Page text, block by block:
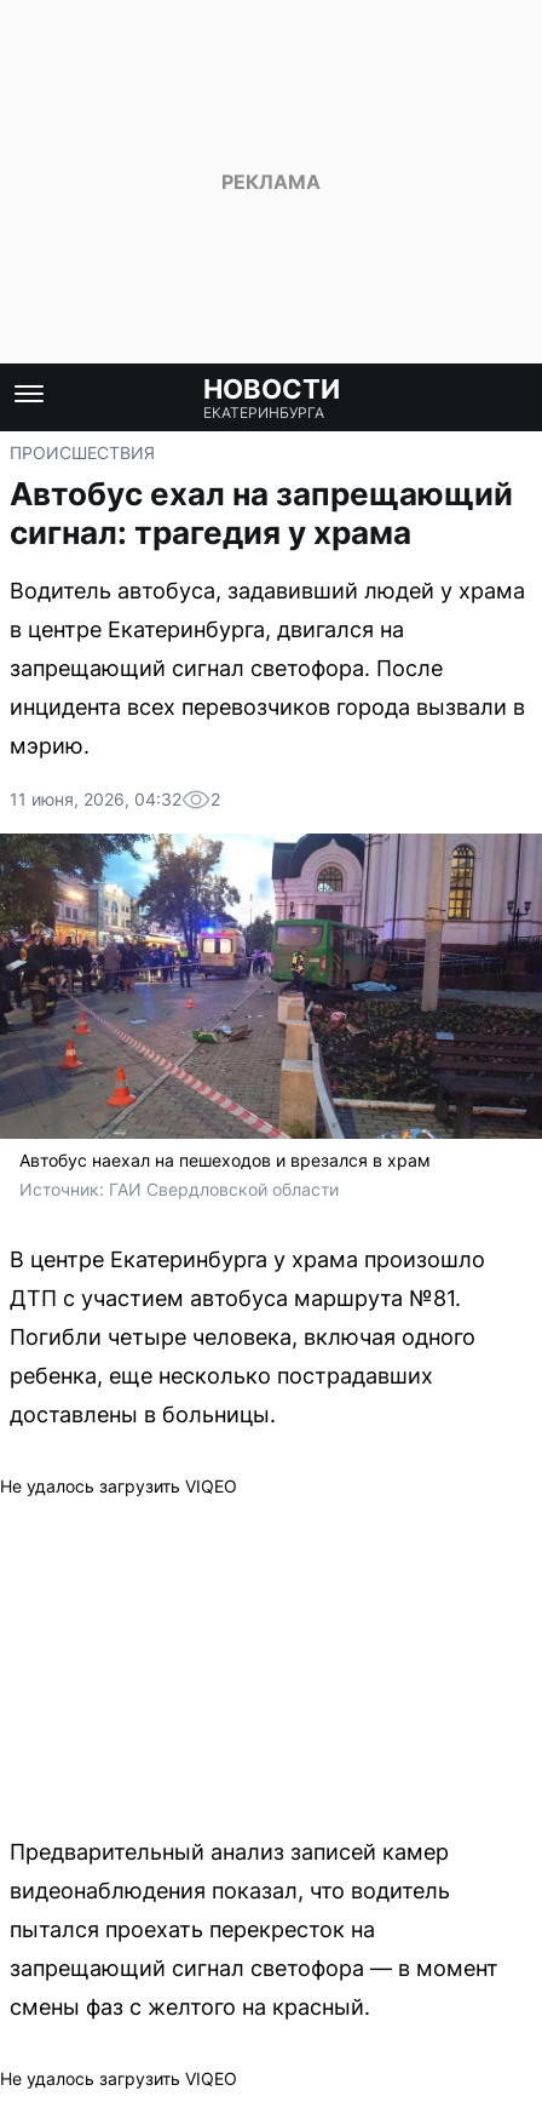
НОВОСТИ
ЕКАТЕРИНБУРГА
ПРОИСШЕСТВИЯ
Автобус ехал на запрещающий
сигнал: трагедия у храма
Водитель автобуса, задавивший людей у храма
в центре Екатеринбурга, двигался на
запрещающий сигнал светофора. После
инцидента всех перевозчиков города вызвали в
мэрию.
11 июня, 2026, 04:32 2
Автобус наехал на пешеходов и врезался в храм
Источник: ГАИ Свердловской области
В центре Екатеринбурга у храма произошло
ДТП с участием автобуса маршрута №81.
Погибли четыре человека, включая одного
ребенка, еще несколько пострадавших
доставлены в больницы.
Не удалось загрузить VIQEO
Предварительный анализ записей камер
видеонаблюдения показал, что водитель
пытался проехать перекресток на
запрещающий сигнал светофора — в момент
смены фаз с желтого на красный.
Не удалось загрузить VIQEO